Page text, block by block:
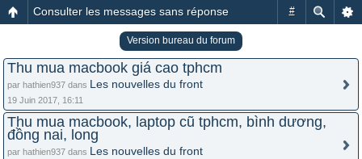
#
Consulter les messages sans réponse
Version bureau du forum
Thu mua macbook giá cao tphcm
par hathien937 dans Les nouvelles du front
19 Juin 2017, 16:11
Thu mua macbook, laptop cũ tphcm, bình dương,
đồng nai, long
par hathien937 dans Les nouvelles du front